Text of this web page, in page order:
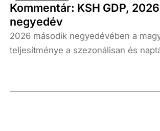
Kommentár: KSH GDP,
negyedév
2026 második negyedévében a
teljesítménye a szezonálisan és
százalékkal, míg az előző